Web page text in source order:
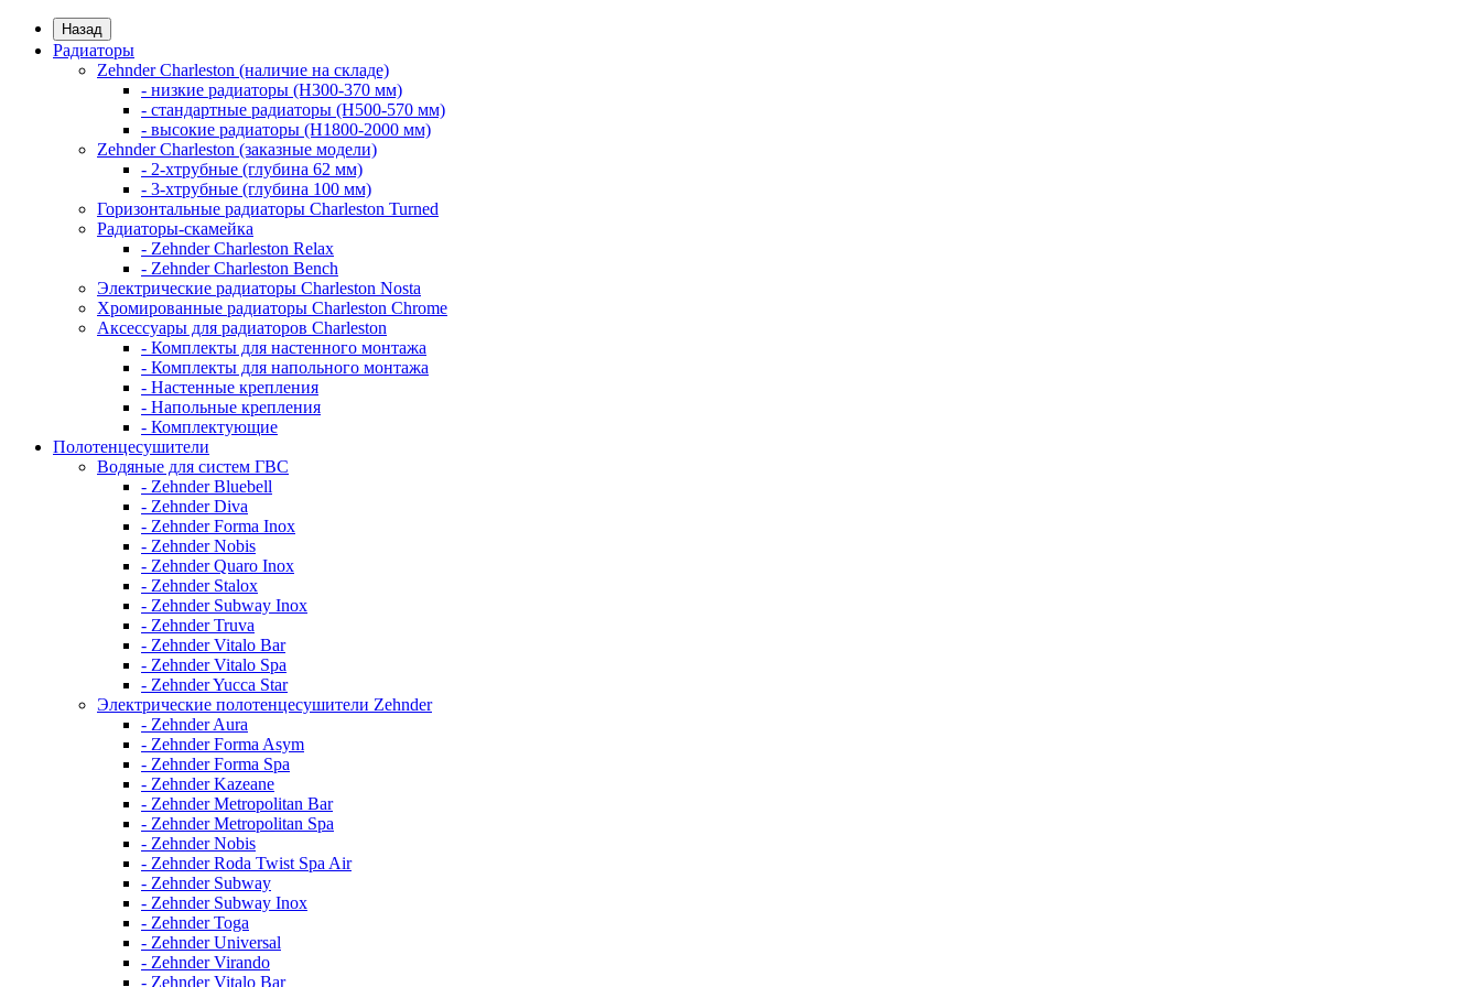
Назад
Радиаторы
Zehnder Charleston (наличие на складе)
- низкие радиаторы (H300-370 мм)
- стандартные радиаторы (H500-570 мм)
- высокие радиаторы (H1800-2000 мм)
Zehnder Charleston (заказные модели)
- 2-хтрубные (глубина 62 мм)
- 3-хтрубные (глубина 100 мм)
Горизонтальные радиаторы Charleston Turned
Радиаторы-скамейка
- Zehnder Charleston Relax
- Zehnder Charleston Bench
Электрические радиаторы Charleston Nosta
Хромированные радиаторы Charleston Chrome
Аксессуары для радиаторов Charleston
- Комплекты для настенного монтажа
- Комплекты для напольного монтажа
- Настенные крепления
- Напольные крепления
- Комплектующие
Полотенцесушители
Водяные для систем ГВС
- Zehnder Bluebell
- Zehnder Diva
- Zehnder Forma Inox
- Zehnder Nobis
- Zehnder Quaro Inox
- Zehnder Stalox
- Zehnder Subway Inox
- Zehnder Truva
- Zehnder Vitalo Bar
- Zehnder Vitalo Spa
- Zehnder Yucca Star
Электрические полотенцесушители Zehnder
- Zehnder Aura
- Zehnder Forma Asym
- Zehnder Forma Spa
- Zehnder Kazeane
- Zehnder Metropolitan Bar
- Zehnder Metropolitan Spa
- Zehnder Nobis
- Zehnder Roda Twist Spa Air
- Zehnder Subway
- Zehnder Subway Inox
- Zehnder Toga
- Zehnder Universal
- Zehnder Virando
- Zehnder Vitalo Bar